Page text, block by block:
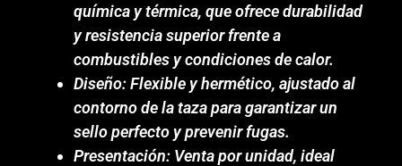
química y térmica, que ofrece durabilidad
y resistencia superior frente a
combustibles y condiciones de calor.
Diseño: Flexible y hermético, ajustado al
contorno de la taza para garantizar un
sello perfecto y prevenir fugas.
Presentación: Venta por unidad, ideal